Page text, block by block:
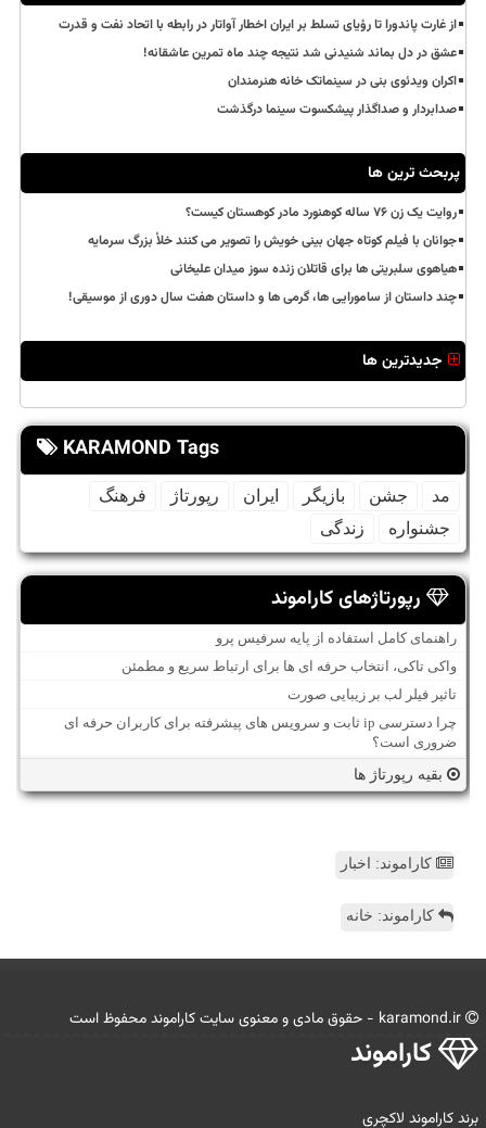
از غارت پاندورا تا رؤیای تسلط بر ایران اخطار آواتار در رابطه با اتحاد نفت و قدرت
عشق در دل بماند شنیدنی شد نتیجه چند ماه تمرین عاشقانه!
اکران ویدئوی بنی در سینماتک خانه هنرمندان
صدابردار و صداگذار پیشکسوت سینما درگذشت
پربحث ترین ها
روایت یک زن ۷۶ ساله کوهنورد مادر کوهستان کیست؟
جوانان با فیلم کوتاه جهان بینی خویش را تصویر می کنند خلأ بزرگ سرمایه
هیاهوی سلبریتی ها برای قاتلان زنده سوز میدان علیخانی
چند داستان از سامورایی ها، گرمی ها و داستان هفت سال دوری از موسیقی!
جدیدترین ها
KARAMOND Tags
مد جشن بازیگر ایران رپورتاژ
فرهنگ
جشنواره
زندگی
رپورتاژهای کاراموند
راهنمای کامل استفاده از پایه سرفیس پرو
واکی تاکی، انتخاب حرفه ای ها برای ارتباط سریع و مطمئن
تاثیر فیلر لب بر زیبایی صورت
چرا دسترسی ip ثابت و سرویس های پیشرفته برای کاربران حرفه ای
ضروری است؟
بقیه رپورتاژ ها
کاراموند: اخبار
کاراموند: خانه
كاراموند
برند کاراموند لاکچری